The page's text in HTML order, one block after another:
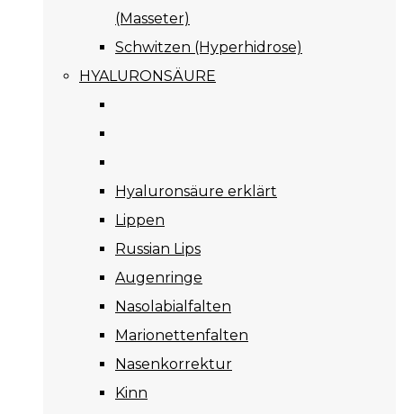
(Masseter)
Schwitzen (Hyperhidrose)
HYALURONSÄURE
Hyaluronsäure erklärt
Lippen
Russian Lips
Augenringe
Nasolabialfalten
Marionettenfalten
Nasenkorrektur
Kinn